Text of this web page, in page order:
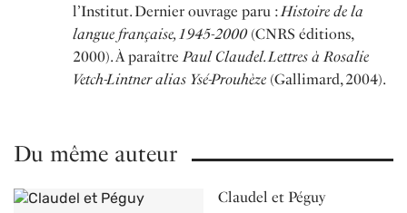
l’Institut. Dernier ouvrage paru :Histoire de la
langue française, 1945-2000(CNRS éditions,
2000). À paraîtrePaul Claudel. Lettres à Rosalie
Vetch-Lintner alias Ysé-Prouhèze (Gallimard, 2004).
Du même auteur
Claudel et Péguy